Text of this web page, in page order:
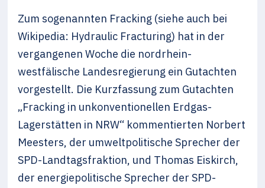
Zum sogenannten Fracking (siehe auch bei
Wikipedia: Hydraulic Fracturing) hat in der
vergangenen Woche die nordrhein-
westfälische Landesregierung ein Gutachten
vorgestellt. Die Kurzfassung zum Gutachten
„Fracking in unkonventionellen Erdgas-
Lagerstätten in NRW“ kommentierten Norbert
Meesters, der umweltpolitische Sprecher der
SPD-Landtagsfraktion, und Thomas Eiskirch,
der energiepolitische Sprecher der SPD-